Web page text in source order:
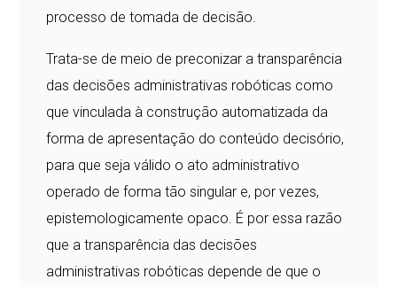
processo de tomada de decisão.
Trata-se de meio de preconizar a transparência
das decisões administrativas robóticas como
que vinculada à construção automatizada da
forma de apresentação do conteúdo decisório,
para que seja válido o ato administrativo
operado de forma tão singular e, por vezes,
epistemologicamente opaco. É por essa razão
que a transparência das decisões
administrativas robóticas depende de que o